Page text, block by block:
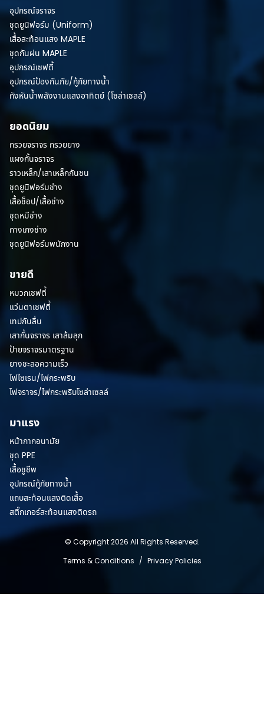
อุปกรณ์จราจร
ชุดยูนิฟอร์ม (Uniform)
เสื้อสะท้อนแสง MAPLE
ชุดกันฝน MAPLE
อุปกรณ์เซฟตี้
อุปกรณ์ป้องกันภัย/กู้ภัยทางน้ำ
กังหันน้ำพลังงานแสงอาทิตย์ (โซล่าเซลล์)
ยอดนิยม
กรวยจราจร กรวยยาง
แผงกั้นจราจร
ราวเหล็ก/เสาเหล็กกันชน
ชุดยูนิฟอร์มช่าง
เสื้อช็อป/เสื้อช่าง
ชุดหมีช่าง
กางเกงช่าง
ชุดยูนิฟอร์มพนักงาน
ขายดี
หมวกเซฟตี้
แว่นตาเซฟตี้
เทปกันลื่น
เสากั้นจราจร เสาล้มลุก
ป้ายจราจรมาตรฐาน
ยางชะลอความเร็ว
ไฟไซเรน/ไฟกระพริบ
ไฟจราจร/ไฟกระพริบโซล่าเซลล์
มาแรง
หน้ากากอนามัย
ชุด PPE
เสื้อชูชีพ
อุปกรณ์กู้ภัยทางน้ำ
แถบสะท้อนแสงติดเสื้อ
สติ๊กเกอร์สะท้อนแสงติดรถ
© Copyright 2026 All Rights Reserved.
Terms & Conditions / Privacy Policies